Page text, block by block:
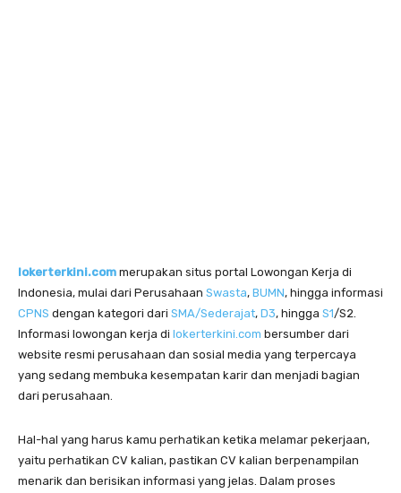
lokerterkini.com merupakan situs portal Lowongan Kerja di
Indonesia, mulai dari Perusahaan Swasta, BUMN, hingga informasi
CPNS dengan kategori dari SMA/Sederajat, D3, hingga S1/S2.
Informasi lowongan kerja di lokerterkini.com bersumber dari
website resmi perusahaan dan sosial media yang terpercaya
yang sedang membuka kesempatan karir dan menjadi bagian
dari perusahaan.
Hal-hal yang harus kamu perhatikan ketika melamar pekerjaan,
yaitu perhatikan CV kalian, pastikan CV kalian berpenampilan
menarik dan berisikan informasi yang jelas. Dalam proses